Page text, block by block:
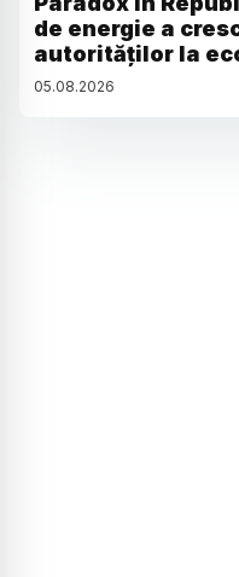
de energie a
autorităților la
05.08.2026